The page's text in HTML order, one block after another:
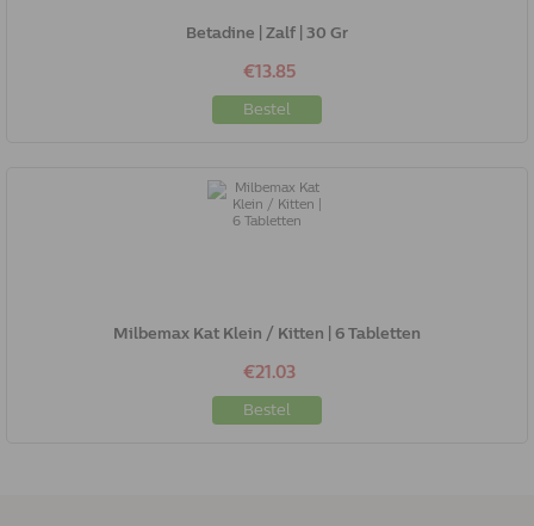
Betadine | Zalf | 30 Gr
€13.85
Bestel
Milbemax Kat Klein / Kitten | 6 Tabletten
€21.03
Bestel